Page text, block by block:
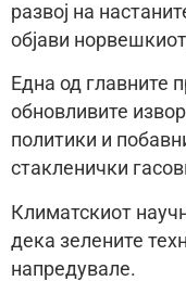
развој на
објави
Една од главните
обновливите
политики и
стакленички
Климатскиот
дека зелените
напредувале.